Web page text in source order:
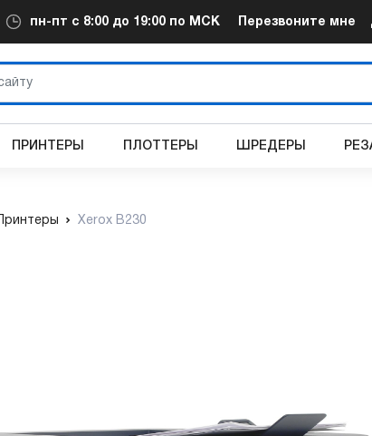
пн-пт с 8:00 до 19:00 по МСК Перезвоните мне
ПРИНТЕРЫ ПЛОТТЕРЫ ШРЕДЕРЫ
Принтеры Xerox B230